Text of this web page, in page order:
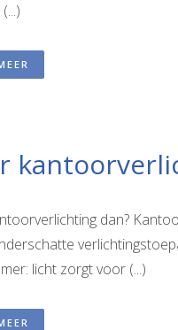
dan?
licht zorgt voor (...)